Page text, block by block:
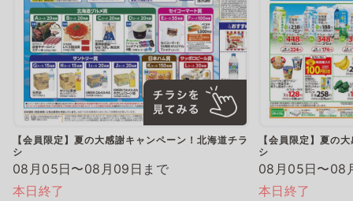
【会員限定】夏の大感謝キャンペーン！北海道チラ
シ
08月05日〜08月09日まで
本日終了
【会員限定】夏の
シ
08月05日〜08
本日終了